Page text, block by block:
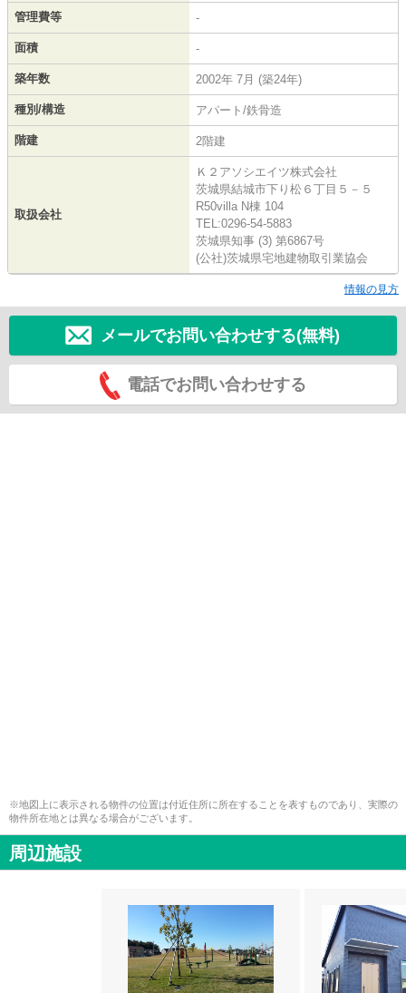
管理費等 -
面積 -
築年数 2002年 7月 (築24年)
種別/構造 アパート/鉄骨造
階建 2階建
取扱会社
Ｋ２アソシエイツ株式会社
茨城県結城市下り松６丁目５－５
R50villa N棟 104
TEL:0296-54-5883
茨城県知事 (3) 第6867号
(公社)茨城県宅地建物取引業協会
情報の見方
メールでお問い合わせする(無料)
電話でお問い合わせする
※地図上に表示される物件の位置は付近住所に所在することを表すものであり、実際の
物件所在地とは異なる場合がございます。
周辺施設